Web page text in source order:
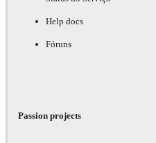
Help docs
Fóruns
Passion projects